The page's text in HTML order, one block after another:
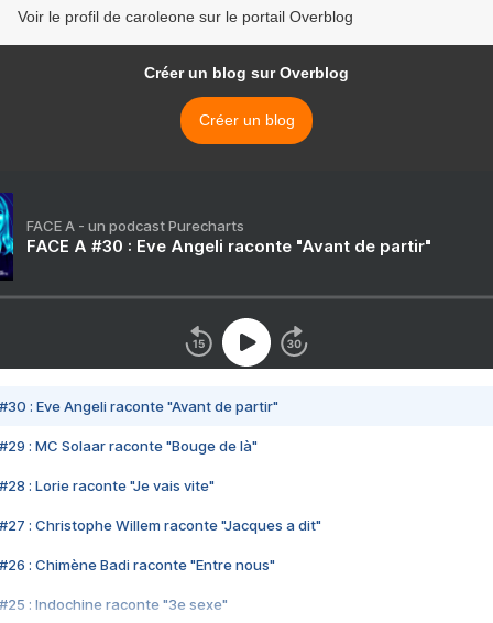
Voir le profil de caroleone sur le portail Overblog
Créer un blog sur Overblog
Créer un blog
FACE A - un podcast Purecharts
FACE A #30 : Eve Angeli raconte "Avant de partir"
#30 : Eve Angeli raconte "Avant de partir"
#29 : MC Solaar raconte "Bouge de là"
#28 : Lorie raconte "Je vais vite"
#27 : Christophe Willem raconte "Jacques a dit"
#26 : Chimène Badi raconte "Entre nous"
#25 : Indochine raconte "3e sexe"